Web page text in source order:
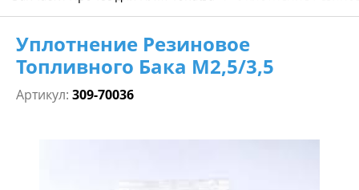
Уплотнение Резиновое
Топливного Бака М2,5/3,5
Артикул: 309-70036